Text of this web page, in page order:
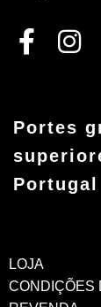
Portes
LOJA
CONDIÇÕES